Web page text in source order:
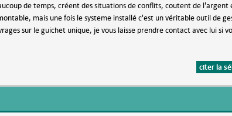
de temps, créent des situations de conflits, coutent de
mais une fois le systeme installé c'est un véritable outil de
sur le guichet unique, je vous laisse prendre contact avec lui si
citer la